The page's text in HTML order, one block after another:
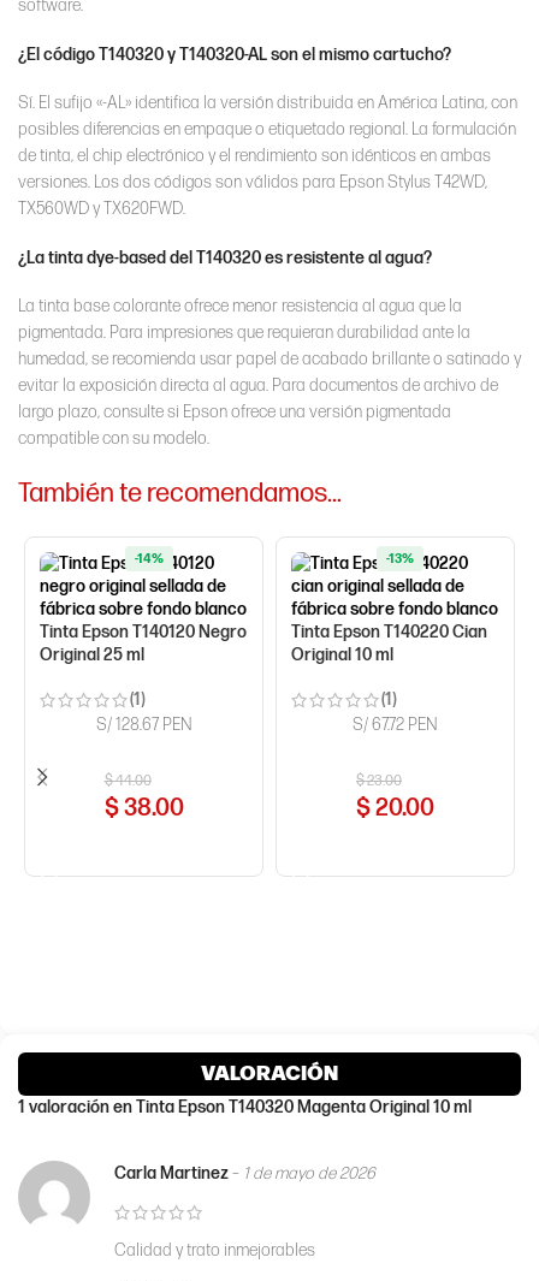
software.
¿El código T140320 y T140320-AL son el mismo cartucho?
Sí. El sufijo «-AL» identifica la versión distribuida en América Latina, con
posibles diferencias en empaque o etiquetado regional. La formulación
de tinta, el chip electrónico y el rendimiento son idénticos en ambas
versiones. Los dos códigos son válidos para Epson Stylus T42WD,
TX560WD y TX620FWD.
¿La tinta dye-based del T140320 es resistente al agua?
La tinta base colorante ofrece menor resistencia al agua que la
pigmentada. Para impresiones que requieran durabilidad ante la
humedad, se recomienda usar papel de acabado brillante o satinado y
evitar la exposición directa al agua. Para documentos de archivo de
largo plazo, consulte si Epson ofrece una versión pigmentada
compatible con su modelo.
También te recomendamos…
Tinta Epson T140120 Negro
Original 25 ml
(1)
$44.00
$38.00
-14%
S/ 128.67 PEN
Tinta Epson T140220 Cian
Original 10 ml
(1)
$23.00
$20.00
-13%
S/ 67.72 PEN
VALORACIÓN
1 valoración enTinta Epson T140320 Magenta Original 10 ml
Carla Martinez– 1 de mayo de 2026
Calidad y trato inmejorables